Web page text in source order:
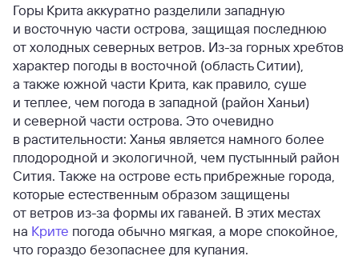
Горы Крита аккуратно разделили западную
и восточную части острова, защищая последнюю
от холодных северных ветров. Из-за горных хребтов
характер погоды в восточной (область Ситии),
а также южной части Крита, как правило, суше
и теплее, чем погода в западной (район Ханьи)
и северной части острова. Это очевидно
в растительности: Ханья является намного более
плодородной и экологичной, чем пустынный район
Сития. Также на острове есть прибрежные города,
которые естественным образом защищены
от ветров из-за формы их гаваней. В этих местах
на Крите погода обычно мягкая, а море спокойное,
что гораздо безопаснее для купания.